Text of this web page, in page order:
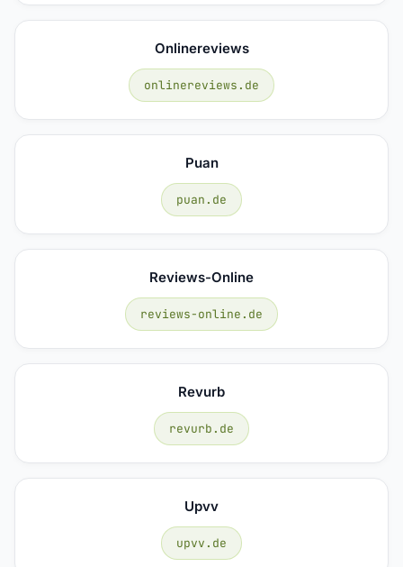
Onlinereviews
onlinereviews.de
Puan
puan.de
Reviews-Online
reviews-online.de
Revurb
revurb.de
Upvv
upvv.de